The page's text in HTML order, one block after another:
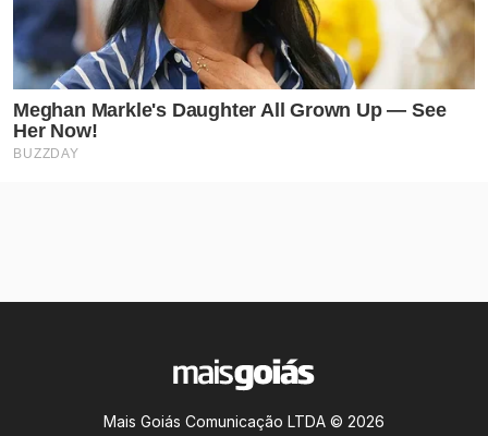
Mais Goiás Comunicação LTDA © 2026